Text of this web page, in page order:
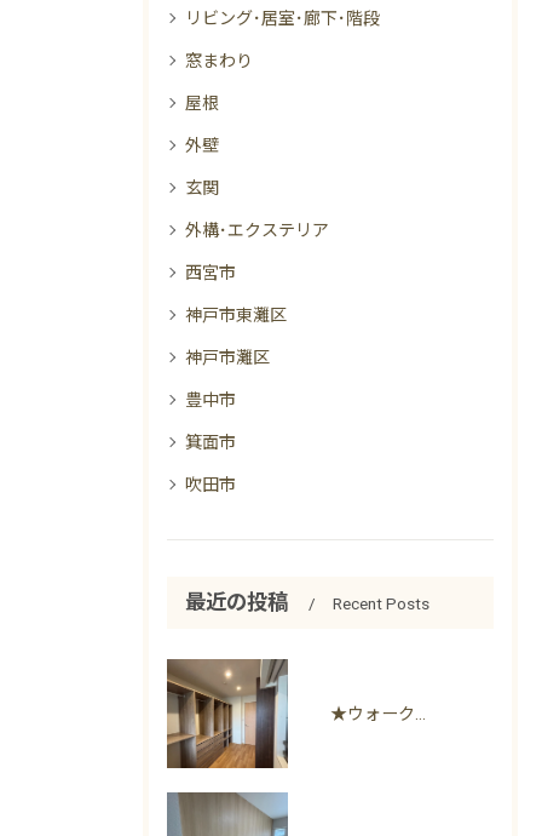
リビング･居室･廊下･階段
窓まわり
屋根
外壁
玄関
外構･エクステリア
西宮市
神戸市東灘区
神戸市灘区
豊中市
箕面市
吹田市
最近の投稿 Recent Posts